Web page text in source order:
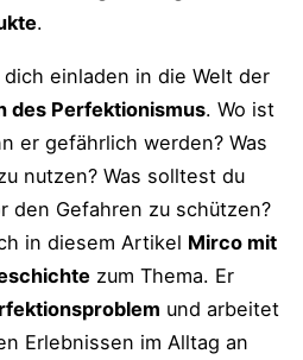
.
einladen in die Welt der
des Perfektionismus. Wo ist
er gefährlich werden? Was
nutzen? Was solltest du
den Gefahren zu schützen?
in diesem Artikel Mirco mit
zum Thema. Er
und arbeitet
Erlebnissen im Alltag an